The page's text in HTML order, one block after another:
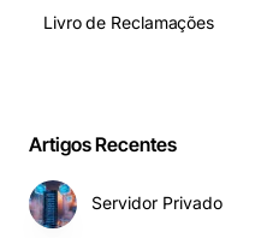
Livro de Reclamações
Artigos Recentes
Servidor Privado